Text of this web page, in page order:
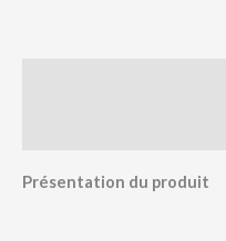
Présentation du produit